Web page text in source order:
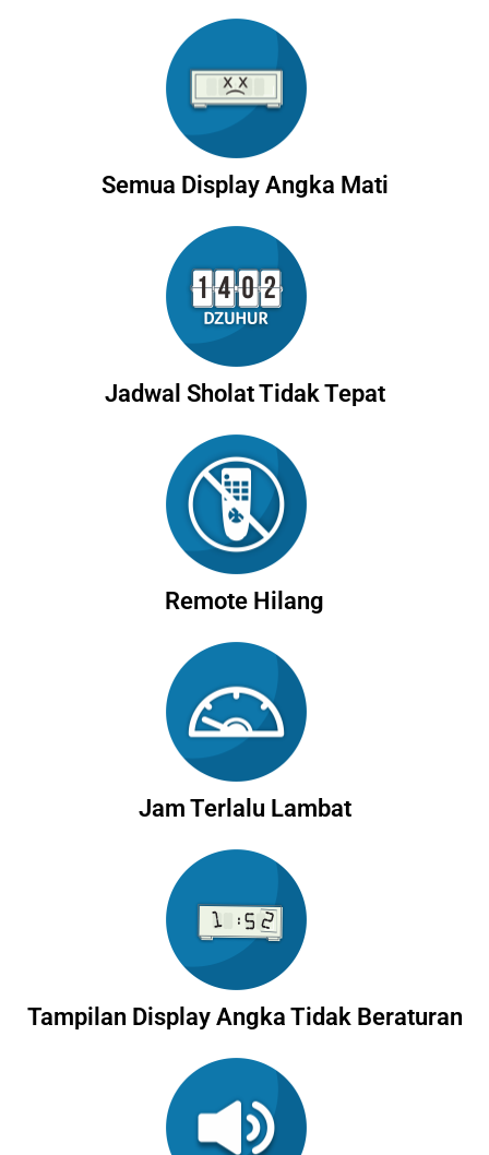
Semua Display Angka Mati
Jadwal Sholat Tidak Tepat
Remote Hilang
Jam Terlalu Lambat
Tampilan Display Angka Tidak Beraturan